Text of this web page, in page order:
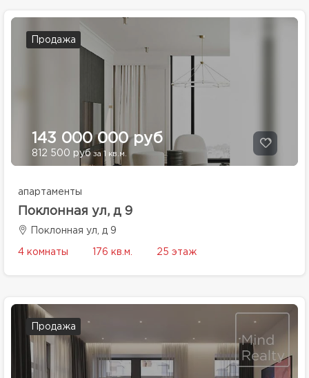
Продажа
143 000 000 руб
812 500 руб за 1 кв.м.
апартаменты
Поклонная ул, д 9
Поклонная ул, д 9
4 комнаты 176 кв.м. 25 этаж
Продажа